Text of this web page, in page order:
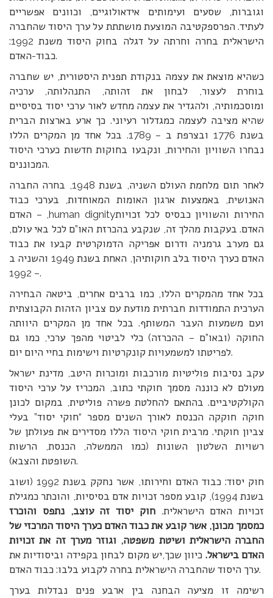
וגוברות, שסעים ועימותים אידאולוגיים, וכוונים אפשריים
לעתיד. הפרספקטיבה המוצעת מושתתת על ערך היסוד שהחברה
הישראלית בחרה וחרתה על דגלה בחוק היסוד משנת 1992:
כבוד-האדם.
כשהיא מוצאת את עצמה בנקודת תפנית היסטורית, יש שחברה
בוחרת לעצור, לבחון את זהותה, התנהלותה, ערכיה
ומוסכמותיה, ולהגדיר את עצמה מחדש לאור ערכי יסוד בסיסיים
שהיא מציבה לעצמה כמגדלור רעיוני. כך ארע בארצות הברית
בשנת 1776 ובצרפת ב – 1789. בכל אחד מן המקרים הללו
נבחרו השוויון והחירות, ונקבעו בחוקות חדשות כערכי היסוד
המכוננים.
לאחר תום מלחמת העולם השניה, בשנת 1948, בחרה החברה
האנושית, באמצעות ארגון האומות המאוחדות, בערכי כבוד
האדם – ,human dignityהחירות והשוויון כבסיס לכל זכויות
האדם. בעקבות מהלך זה, שנקבע בהכרזת האו”ם לכל באי עולם,
גם מערב גרמניה ודרום אפריקה הדמוקרטית קבעו את כבוד
האדם כערך היסוד בלב חוקותיהן, האחת בשנת 1949 והשניה ב
– 1992.
בכל אחד מהמקרים הללו, כמו ברבים אחרים, ביטאה הבחירה
הערכית התמודדות חברתית מודעת עם צביון הזהות הקבוצתית
ועם משמעות העבר המשותף. בכל אחד מן המקרים היוותה
החוקה (ובאו”ם – ההכרזה) כלי לביטוי מהפך ערכי, כמו גם
לפריטתו למשמעויות קונקרטיות וישימות בחיי היום יום.
עקב נסיבות פוליטיות מורכבות ומוכרות היטב, מדינת ישראל
מעולם לא כוננה מסמך חוקתי כתוב, המכריז על ערכי היסוד
הקולקטיביים. בהתאם להחלטת פשרה פוליטית, במקום לכונן
חוקה חוקקה הכנסת לאורך השנים מספר “חוקי יסוד” בעלי
צביון חוקתי. מרבית חוקי היסוד הללו מסדירים את פעולתן של
רשויות השלטון השונות (כמו הממשלה, הכנסת, הרשות
השופטת והצבא).
חוק יסוד: כבוד האדם וחירותו, אשר נחקק בשנת 1992 (ושוב
בשנת 1994), קובע מספר זכויות אדם בסיסיות, והוכתר כמגילת
זכויות האדם הישראלית. חוק יסוד זה עוצב, נתפס והוכרז
כמסמך מכונן, אשר קובע את כבוד האדם כערך היסוד המרכזי של
החברה הישראלית ושיטת משפטה, וגוזר מערך זה את זכויות
האדם בישראל. כיוון שכך,יש מקום לבחון בקפידה וביסודיות את
ערך היסוד שהחברה הישראלית בחרה לקבוע בלבו: כבוד האדם.
רשימה זו מציעה הבחנה בין ארבע פנים נבדלות בערך